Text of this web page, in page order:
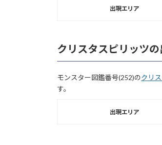
出現エリア
クリスタスピリッツ
モンスター図鑑番号(252)のクリ
す。
出現エリア